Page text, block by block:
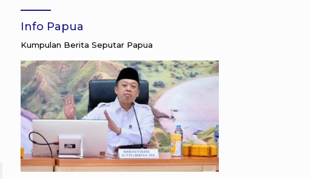
Info Papua
Kumpulan Berita Seputar Papua